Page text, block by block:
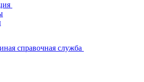
справочная служба